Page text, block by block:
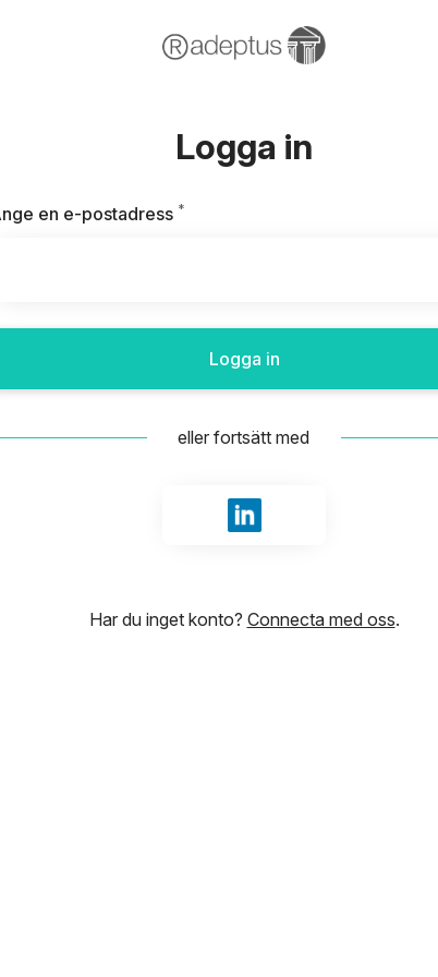
Logga in
en e-postadress *
Logga in
eller fortsätt med
Logga in med LinkedIn
Har du inget konto? Connecta med oss.